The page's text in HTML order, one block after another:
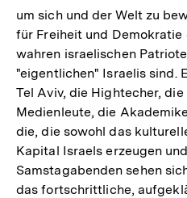
um sich und der Welt zu
für Freiheit und Demokratie
wahren israelischen
"eigentlichen" Israelis sind.
Tel Aviv, die Hightecher,
Medienleute, die
die, die sowohl das
Kapital Israels erzeugen
Samstagabenden sehen
das fortschrittliche,